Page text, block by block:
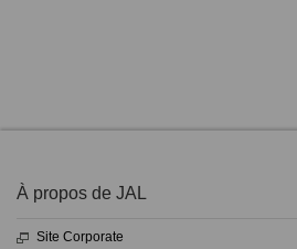
À propos de JAL
Site Corporate